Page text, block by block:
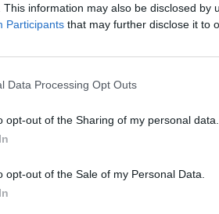
This information may also be disclosed by
Participants that may further disclose it to
Data Processing Opt Outs
opt-out of the Sharing of my personal data.
opt-out of the Sale of my Personal Data.
akkor a
42 386forintos törlesztővel a
aCIB Bank (THM 11,29%-ot)
bankok ajánlataiért, illetve a
összeg, stb.) keresd fel a